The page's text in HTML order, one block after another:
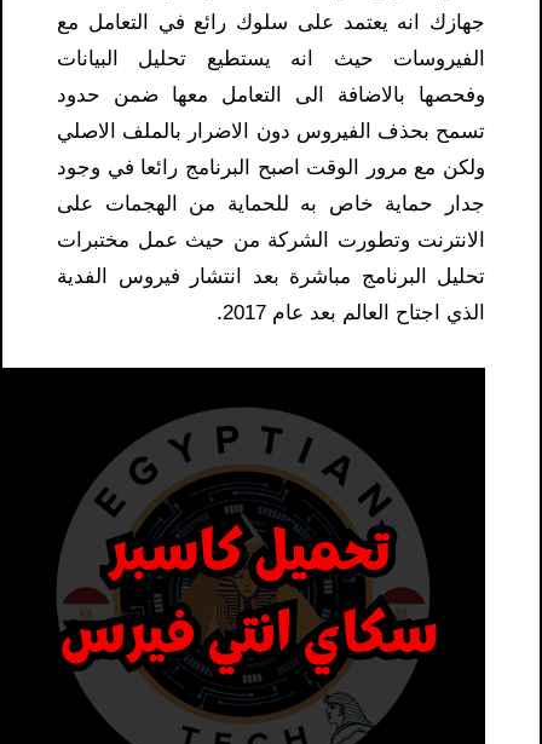
جهازك انه يعتمد على سلوك رائع في التعامل مع
الفيروسات حيث انه يستطيع تحليل البيانات
وفحصها بالاضافة الى التعامل معها ضمن حدود
تسمح بحذف الفيروس دون الاضرار بالملف الاصلي
ولكن مع مرور الوقت اصبح البرنامج رائعا في وجود
جدار حماية خاص به للحماية من الهجمات على
الانترنت وتطورت الشركة من حيث عمل مختبرات
تحليل البرنامج مباشرة بعد انتشار فيروس الفدية
الذي اجتاح العالم بعد عام 2017.